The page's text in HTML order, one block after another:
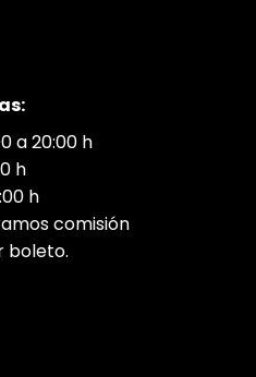
a 20:00 h
h
h
comisión
boleto.